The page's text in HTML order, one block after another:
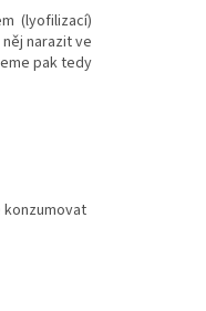
(lyofilizací)
narazit ve
pak tedy
konzumovat